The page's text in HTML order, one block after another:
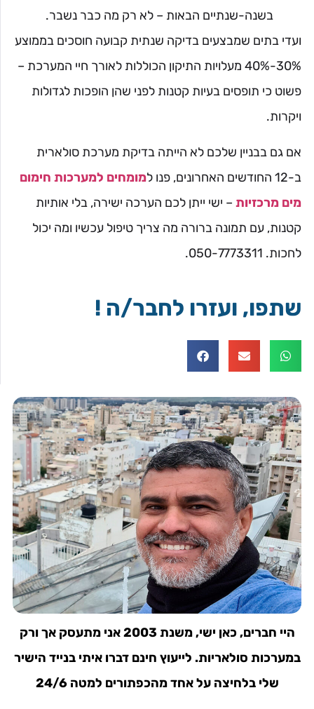
בשנה-שנתיים הבאות – לא רק מה כבר נשבר.
ועדי בתים שמבצעים בדיקה שנתית קבועה חוסכים בממוצע
30%-40% מעלויות התיקון הכוללות לאורך חיי המערכת –
פשוט כי תופסים בעיות קטנות לפני שהן הופכות לגדולות
ויקרות.
אם גם בבניין שלכם לא הייתה בדיקת מערכת סולארית
ב-12 החודשים האחרונים, פנו ל
מומחים למערכות חימום
מים מרכזיות – ישי ייתן לכם הערכה ישירה, בלי אותיות
קטנות, עם תמונה ברורה מה צריך טיפול עכשיו ומה יכול
לחכות. 050-7773311.
שתפו, ועזרו לחבר/ה !
היי חברים, כאן ישי, משנת 2003 אני מתעסק אך ורק
במערכות סולאריות. לייעוץ חינם דברו איתי בנייד הישיר
שלי בלחיצה על אחד מהכפתורים למטה 24/6